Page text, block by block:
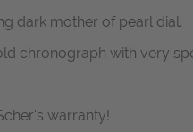
dark mother of pearl dial.
chronograph with very
warranty!